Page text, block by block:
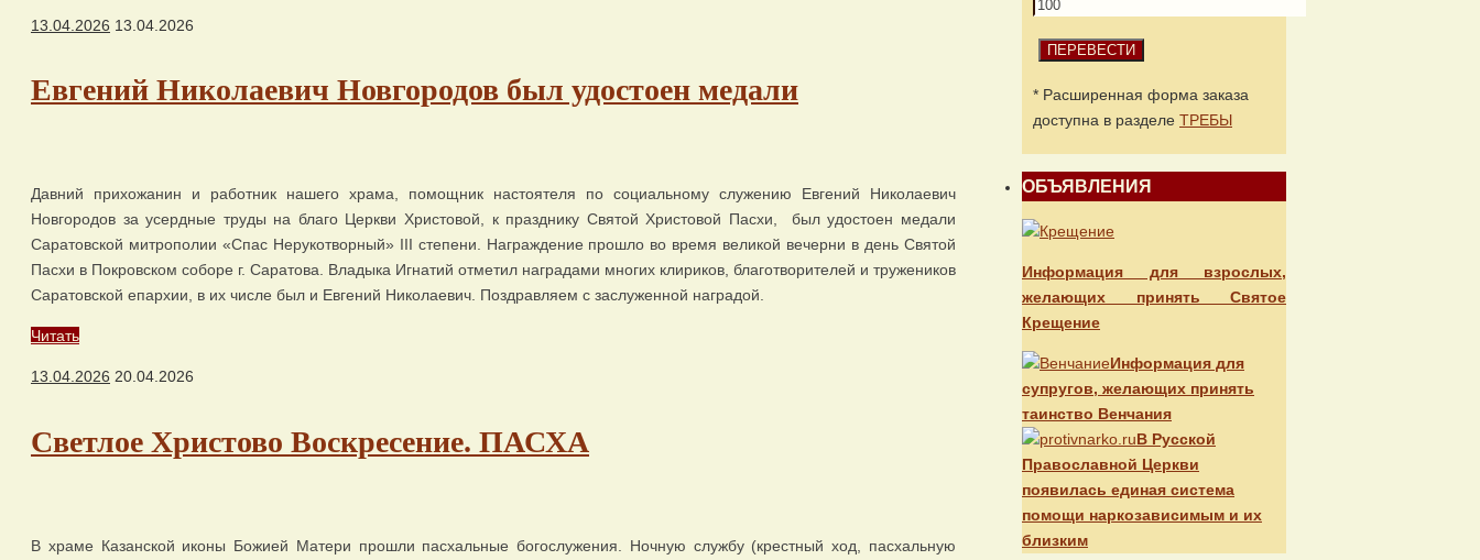
13.04.2026 13.04.2026
Евгений Николаевич Новгородов был удостоен медали
Давний прихожанин и работник нашего храма, помощник настоятеля по социальному служению Евгений Николаевич
Новгородов за усердные труды на благо Церкви Христовой, к празднику Святой Христовой Пасхи, был удостоен медали
Саратовской митрополии «Спас Нерукотворный» III степени. Награждение прошло во время великой вечерни в день Святой
Пасхи в Покровском соборе г. Саратова. Владыка Игнатий отметил наградами многих клириков, благотворителей и тружеников
Саратовской епархии, в их числе был и Евгений Николаевич. Поздравляем с заслуженной наградой.
Читать
13.04.2026 20.04.2026
Светлое Христово Воскресение. ПАСХА
В храме Казанской иконы Божией Матери прошли пасхальные богослужения. Ночную службу (крестный ход, пасхальную
* Расширенная форма заказа
доступна в разделе ТРЕБЫ
ОБЪЯВЛЕНИЯ
Информация для взрослых,
желающих принять Святое
Крещение
Информация для
супругов, желающих принять
таинство Венчания
В Русской
Православной Церкви
появилась единая система
помощи наркозависимым и их
близким